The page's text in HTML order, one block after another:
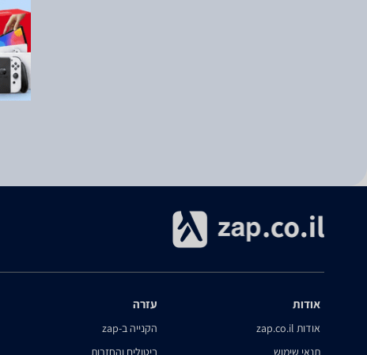
אודות
אודות zap.co.il
תנאי שימוש
עזרה
הקנייה ב-zap
ביטולים והחזרות